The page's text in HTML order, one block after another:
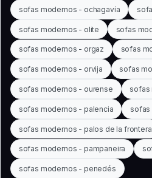
sofas modernos - ochagavía
sofas modernos - olite sofas
sofas modernos - orgaz sofas
sofas modernos - orvija sofas
sofas modernos - ourense sofas
sofas modernos - palencia sofas
sofas modernos - palos de la frontera
sofas modernos - pampaneira
sofas modernos - penedés